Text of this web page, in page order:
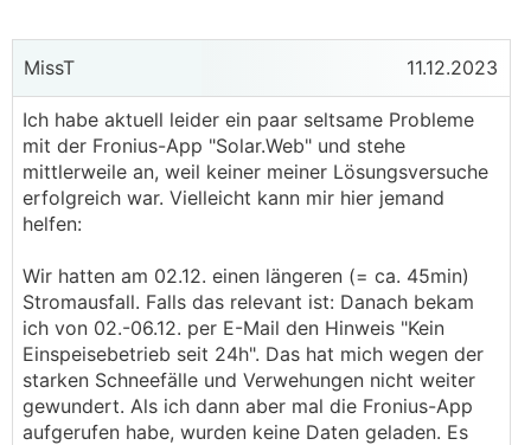
MissT 11.12.2023
Ich habe aktuell leider ein paar seltsame Probleme
mit der Fronius-App "Solar.Web" und stehe
mittlerweile an, weil keiner meiner Lösungsversuche
erfolgreich war. Vielleicht kann mir hier jemand
helfen:
Wir hatten am 02.12. einen längeren (= ca. 45min)
Stromausfall. Falls das relevant ist: Danach bekam
ich von 02.-06.12. per E-Mail den Hinweis "Kein
Einspeisebetrieb seit 24h". Das hat mich wegen der
starken Schneefälle und Verwehungen nicht weiter
gewundert. Als ich dann aber mal die Fronius-App
aufgerufen habe, wurden keine Daten geladen. Es